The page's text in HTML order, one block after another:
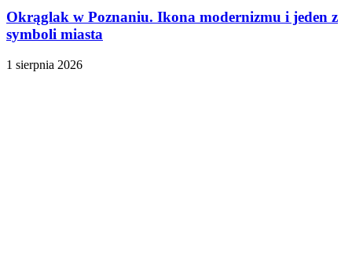
Okrąglak w Poznaniu. Ikona modernizmu i jeden z
symboli miasta
1 sierpnia 2026